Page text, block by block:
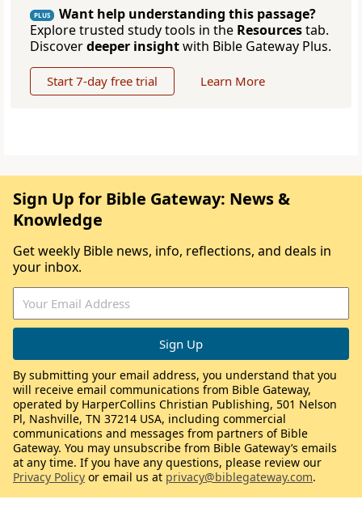
PLUS
Want help understanding this passage?
Explore trusted study tools in the Resourcestab.
Discoverdeeper insightwith Bible Gateway Plus.
Start 7-day free trial Learn More
Sign Up for Bible Gateway: News &
Knowledge
Get weekly Bible news, info, reflections, and deals in
your inbox.
By submitting your email address, you understand that you
will receive email communications from Bible Gateway,
operated by HarperCollins Christian Publishing, 501 Nelson
Pl, Nashville, TN 37214 USA, including commercial
communications and messages from partners of Bible
Gateway. You may unsubscribe from Bible Gateway’s emails
at any time. If you have any questions, please review our
Privacy Policy or email us at privacy@biblegateway.com.